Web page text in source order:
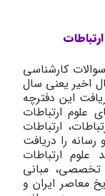
کارشناسی
اجتماعی کد 1138 پنج سال اخیر یعنی سال
و دریافت این دفترچه
علوم ارتباطات
ارتباطات
را دریافت
ارتباطات
مبانی
معاصر ایران و